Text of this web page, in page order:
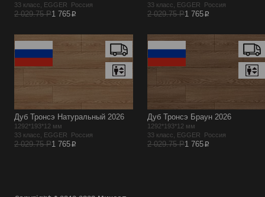
33 класс, EGGER Россия
2 029.75 Р1 765p
33 класс, EGGER Россия
2 029.75 Р1 765p
Дуб Тронсэ Натуральный 2026
1292*193*12 мм
33 класс, EGGER Россия
2 029.75 Р1 765p
Дуб Тронсэ Браун 2026
1292*193*12 мм
33 класс, EGGER Россия
2 029.75 Р1 765p